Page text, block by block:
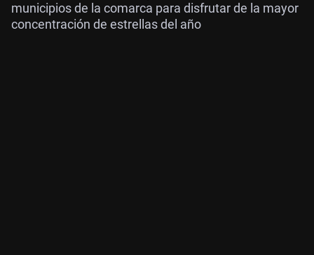
municipios de la comarca para disfrutar de la mayor
concentración de estrellas del año